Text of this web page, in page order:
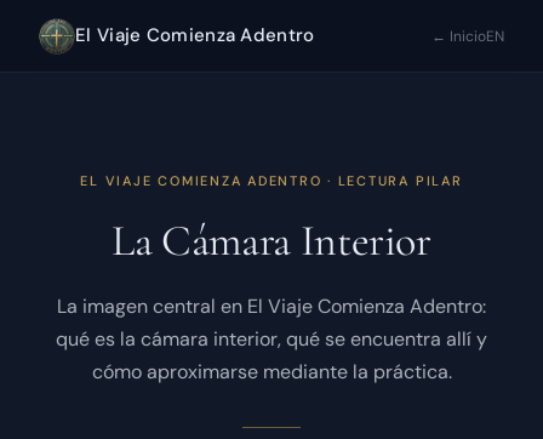
El Viaje Comienza Adentro ← InicioEN
EL VIAJE COMIENZA ADENTRO · LECTURA PILAR
La Cámara Interior
La imagen central en El Viaje Comienza Adentro:
qué es la cámara interior, qué se encuentra allí y
cómo aproximarse mediante la práctica.